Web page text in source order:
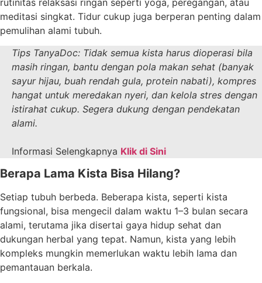
meditasi singkat. Tidur cukup juga berperan penting dalam
pemulihan alami tubuh.
Tips TanyaDoc: Tidak semua kista harus dioperasi bila
masih ringan, bantu dengan pola makan sehat (banyak
sayur hijau, buah rendah gula, protein nabati), kompres
hangat untuk meredakan nyeri, dan kelola stres dengan
istirahat cukup. Segera dukung dengan pendekatan
alami.
Informasi Selengkapnya Klik di Sini
Berapa Lama Kista Bisa Hilang?
Setiap tubuh berbeda. Beberapa kista, seperti kista
fungsional, bisa mengecil dalam waktu 1–3 bulan secara
alami, terutama jika disertai gaya hidup sehat dan
dukungan herbal yang tepat. Namun, kista yang lebih
kompleks mungkin memerlukan waktu lebih lama dan
pemantauan berkala.